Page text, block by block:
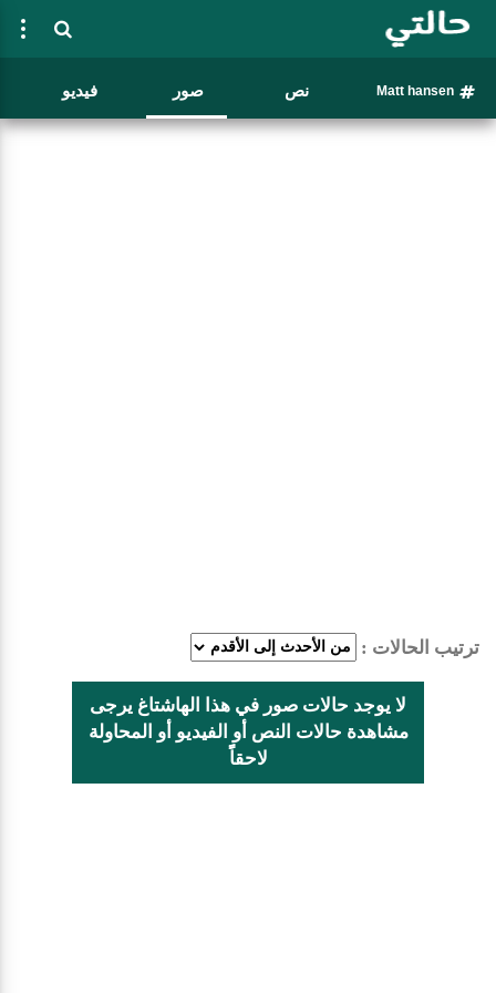
Matt hansen نص صور فيديو
ترتيب الحالات :
لا يوجد حالات صور في هذا الهاشتاغ يرجى
مشاهدة حالات النص أو الفيديو أو المحاولة
لاحقاًً